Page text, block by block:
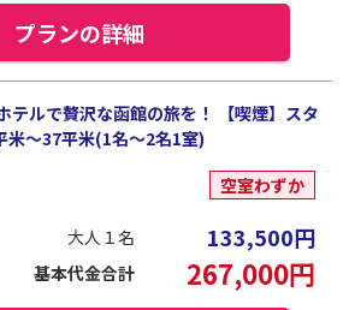
プランの詳細
テルで贅沢な函館の旅を！ 【喫煙】スタ
米～37平米(1名～2名1室)
空室わずか
大人１名 133,500円
基本代金合計 267,000円